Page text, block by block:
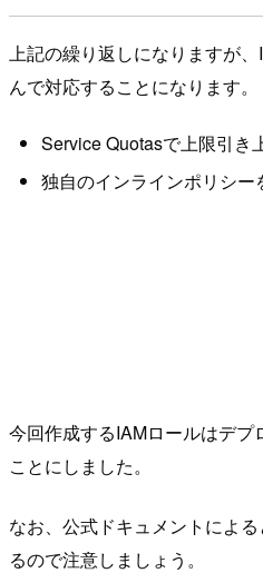
上記の繰り返しになりますが
んで対応することになります。
Service Quotasで上限引き
独自のインラインポリシー
今回作成するIAMロールはデ
ことにしました。
なお、公式ドキュメントによ
るので注意しましょう。